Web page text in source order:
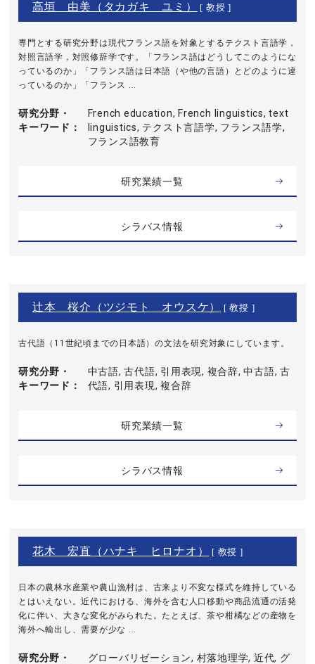
高垣 由美（タカガキ ユミ） [ 教授 ]
専門とする研究分野は現代フランス語を対象とするテクスト言語学，
対照言語学，対照修辞学です。「フランス語はどうしてこのようにな
っているのか」「フランス語は日本語（や他の言語）とどのように違
っているのか」「フランス ...
研究分野・
キーワード
French education, French linguistics, text
linguistics, テクスト言語学, フランス語学,
フランス語教育
研究業績一覧
シラバス情報
辻本 桜介（ツジモト オウスケ） [ 教授 ]
古代語（11世紀頃までの日本語）の文法を研究対象にしています。
研究分野・
キーワード
中古語, 古代語, 引用表現, 複合辞, 中古語, 古
代語, 引用表現, 複合辞
研究業績一覧
シラバス情報
花木 宏直（ハナキ ヒロナオ） [ 教授 ]
日本の農林水産業や農山漁村は、古来より不変な様式を維持している
とはいえない。近代における、海外を含む人口移動や商品流通の活発
化に伴い、大きな変化がみられた。たとえば、茶や柑橘などの産物を
海外へ輸出し、需要が少な ...
研究分野・
グローバリゼーション, 村落地理学, 近代, グ